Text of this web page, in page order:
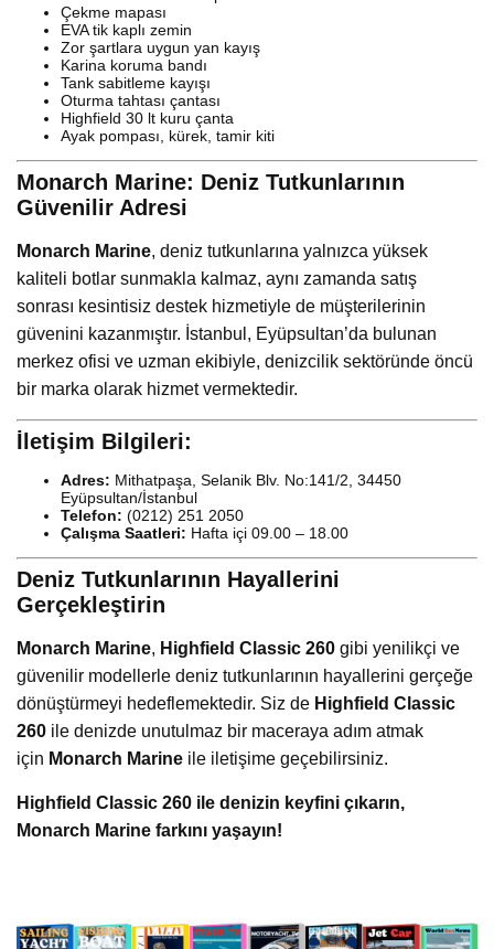
Çekme mapası
EVA tik kaplı zemin
Zor şartlara uygun yan kayış
Karina koruma bandı
Tank sabitleme kayışı
Oturma tahtası çantası
Highfield 30 lt kuru çanta
Ayak pompası, kürek, tamir kiti
Monarch Marine: Deniz Tutkunlarının
Güvenilir Adresi
Monarch Marine, deniz tutkunlarına yalnızca yüksek
kaliteli botlar sunmakla kalmaz, aynı zamanda satış
sonrası kesintisiz destek hizmetiyle de müşterilerinin
güvenini kazanmıştır. İstanbul, Eyüpsultan’da bulunan
merkez ofisi ve uzman ekibiyle, denizcilik sektöründe öncü
bir marka olarak hizmet vermektedir.
İletişim Bilgileri:
Adres: Mithatpaşa, Selanik Blv. No:141/2, 34450
Eyüpsultan/İstanbul
Telefon: (0212) 251 2050
Çalışma Saatleri: Hafta içi 09.00 – 18.00
Deniz Tutkunlarının Hayallerini
Gerçekleştirin
Monarch Marine, Highfield Classic 260 gibi yenilikçi ve
güvenilir modellerle deniz tutkunlarının hayallerini gerçeğe
dönüştürmeyi hedeflemektedir. Siz de Highfield Classic
260 ile denizde unutulmaz bir maceraya adım atmak
için Monarch Marine ile iletişime geçebilirsiniz.
Highfield Classic 260 ile denizin keyfini çıkarın,
Monarch Marine farkını yaşayın!